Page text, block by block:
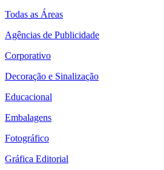
Todas as Áreas
Agências de Publicidade
Corporativo
Decoração e Sinalização
Educacional
Embalagens
Fotográfico
Gráfica Editorial